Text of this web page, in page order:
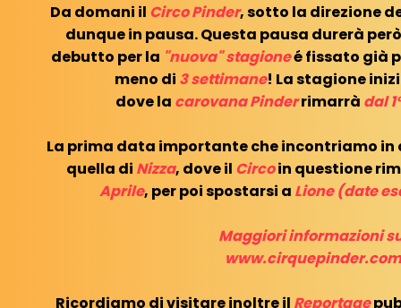
Da domani il Circo Pinder, sotto la direzione
dunque in pausa. Questa pausa durerà
debutto per la "nuova" stagioneé fissato già
meno di 3 settimane! La stagione
dove la carovana Pinderrimarrà dal
La prima data importante che incontriamo in
quella di Nizza, dove il Circoin questione
Aprile, per poi spostarsi a Lione (date
Maggiori informazioni
Ricordiamo di visitare inoltre il Reportage